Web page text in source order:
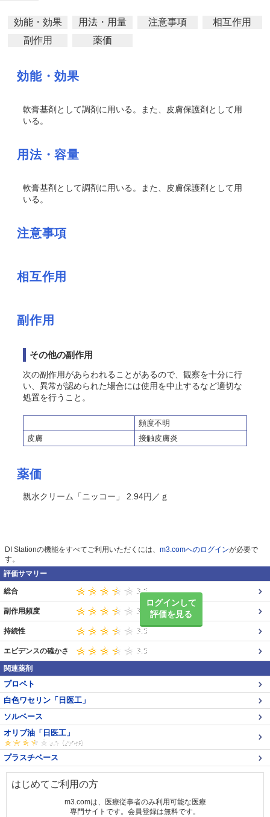
効能・効果 用法・用量 注意事項
相互作用
副作用
薬価
効能・効果
軟膏基剤として調剤に用いる。また、皮膚保護剤として用
いる。
用法・容量
軟膏基剤として調剤に用いる。また、皮膚保護剤として用
いる。
注意事項
相互作用
副作用
その他の副作用
次の副作用があらわれることがあるので、観察を十分に行
い、異常が認められた場合には使用を中止するなど適切な
処置を行うこと。
頻度不明
皮膚
接触皮膚炎
薬価
親水クリーム「ニッコー」 2.94円／ｇ
DI Stationの機能をすべてご利用いただくには、 m3.comへのログインが必要で
す。
評価サマリー
ログインして
評価を見る
総合
副作用頻度
持続性
エビデンスの確かさ
関連薬剤
プロペト
白色ワセリン「日医工」
ソルベース
オリブ油「日医工」
プラスチベース
はじめてご利用の方
m3.comは、医療従事者のみ利用可能な医療
専門サイトです。会員登録は無料です。